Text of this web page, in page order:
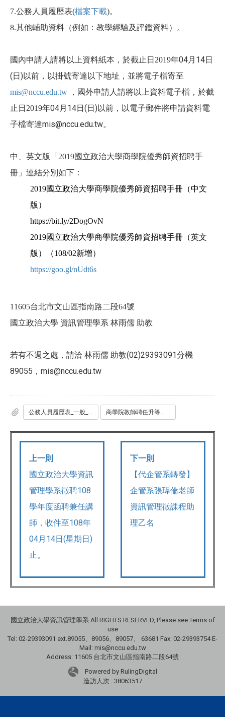
7.公務人員履歷表(檔案下載)。
8.其他輔助資料（例如：教學經驗及評鑑資料）。
國內申請人請將以上資料紙本，於截止日2019年04月14日
(日)以前，以掛號寄達以下地址，並將電子檔寄至
mis@nccu.edu.tw
，國外申請人請將以上資料電子檔，於截
止日2019年04月14日(日)以前，以電子郵件將申請資料電
子檔寄達mis@nccu.edu.tw。
中、英文版「2019國立政治大學商學院優秀師資招聘手
冊」連結分別如下：
2019國立政治大學商學院優秀師資招聘手冊（中文
版）
https://bit.ly/2DogOvN
2019國立政治大學商學院優秀師資招聘手冊（英文
版）（108/02新增）
https://goo.gl/nUdt6s
11605台北市文山區指南路二段64號
國立政治大學 資訊管理學系 林雨儒 助教
若有不週之處，請洽 林雨儒 助教(02)29393091分機
89055 ， mis@nccu.edu.tw
公務人員履歷表_一般_專任用_.doc 商學院教師聘任升等評審作業要點107學年版.pdf
上一則
國立政治大學資訊
管理學系徵聘108
學年度函聘兼任講
師，收件至108年
04月14日(星期日)
止。
下一則
【代企管系轉發】
企管系張瑋倫老師
資訊管理徵課程助
理乙名
國立政治大學資訊管理學系 All RIGHTS RESERVED, Please see Terms of
use
Tel: 02-29393091 ext.89055、89056、89057、
63681 Fax: 02-29393754 E-
Mail: mis@nccu.edu.tw
Address: 11605 台北市文山區指南路二段64號
Powered by RulingDigital
造訪人次 : 38063517